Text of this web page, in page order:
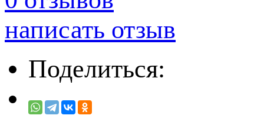
написать отзыв
Поделиться: